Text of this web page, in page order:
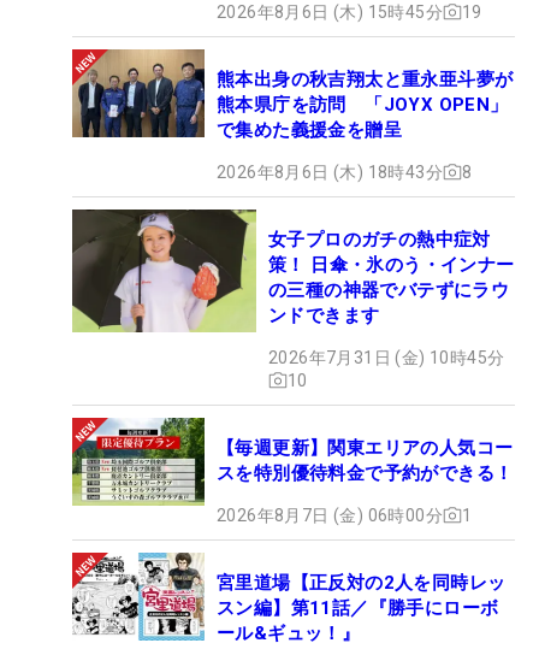
2026年8月6日 (木) 15時45分 19
熊本出身の秋吉翔太と重永亜斗夢が
熊本県庁を訪問 「JOYX OPEN」
で集めた義援金を贈呈
2026年8月6日 (木) 18時43分 8
女子プロのガチの熱中症対
策！ 日傘・氷のう・インナー
の三種の神器でバテずにラウ
ンドできます
2026年7月31日 (金) 10時45分
10
【毎週更新】関東エリアの人気コー
スを特別優待料金で予約ができる！
2026年8月7日 (金) 06時00分 1
宮里道場【正反対の2人を同時レッ
スン編】第11話／『勝手にローボ
ール&ギュッ！』